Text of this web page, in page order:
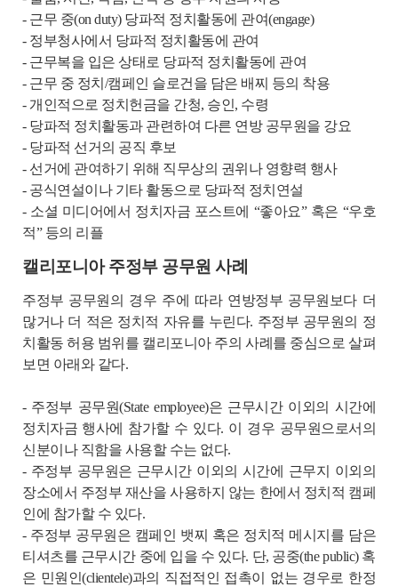
- 근무 중(on duty) 당파적 정치활동에 관여(engage)
- 정부청사에서 당파적 정치활동에 관여
- 근무복을 입은 상태로 당파적 정치활동에 관여
- 근무 중 정치/캠페인 슬로건을 담은 배찌 등의 착용
- 개인적으로 정치헌금을 간청, 승인, 수령
- 당파적 정치활동과 관련하여 다른 연방 공무원을 강요
- 당파적 선거의 공직 후보
- 선거에 관여하기 위해 직무상의 권위나 영향력 행사
- 공식연설이나 기타 활동으로 당파적 정치연설
- 소셜 미디어에서 정치자금 포스트에 “좋아요” 혹은 “우호
적” 등의 리플
캘리포니아 주정부 공무원 사례
주정부 공무원의 경우 주에 따라 연방정부 공무원보다 더
많거나 더 적은 정치적 자유를 누린다. 주정부 공무원의 정
치활동 허용 범위를 캘리포니아 주의 사례를 중심으로 살펴
보면 아래와 같다.
- 주정부 공무원(State employee)은 근무시간 이외의 시간에
정치자금 행사에 참가할 수 있다. 이 경우 공무원으로서의
신분이나 직함을 사용할 수는 없다.
- 주정부 공무원은 근무시간 이외의 시간에 근무지 이외의
장소에서 주정부 재산을 사용하지 않는 한에서 정치적 캠페
인에 참가할 수 있다.
- 주정부 공무원은 캠페인 뱃찌 혹은 정치적 메시지를 담은
티셔츠를 근무시간 중에 입을 수 있다. 단, 공중(the public) 혹
은 민원인(clientele)과의 직접적인 접촉이 없는 경우로 한정